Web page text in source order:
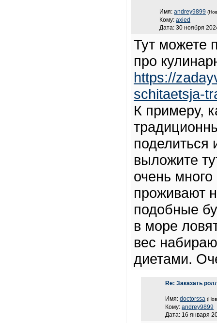
Имя: andrey9899
Кому: axied
Дата: 30 ноября
Тут можете
про
https://
schitaetsja-
К примеру,
выложите
очень
проживают
подобные
в море
вес
диетами.
Re: Заказать
Имя: doctorssa
Кому: andrey9899
Дата: 16 января